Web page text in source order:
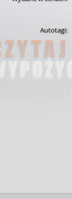
Autotagi: